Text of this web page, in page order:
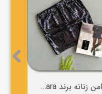
دامن زنانه برند esmara